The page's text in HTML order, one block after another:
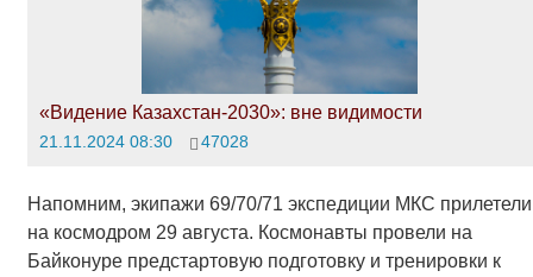
«Видение Казахстан-2030»: вне видимости
21.11.2024 08:30 47028
Напомним, экипажи 69/70/71 экспедиции МКС прилетели
на космодром 29 августа. Космонавты провели на
Байконуре предстартовую подготовку и тренировки к